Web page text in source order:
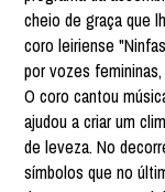
cheio de graça que
coro leiriense
por vozes
O coro cantou
ajudou a criar um
de leveza. No
símbolos que no